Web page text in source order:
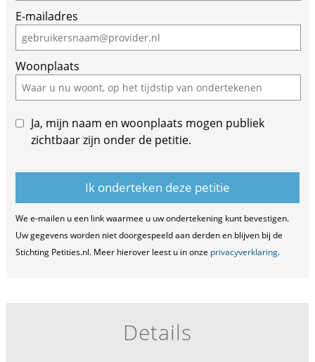
E-mailadres
Woonplaats
Ja, mijn naam en woonplaats mogen publiek
zichtbaar zijn onder de petitie.
We e-mailen u een link waarmee u uw ondertekening kunt bevestigen.
Uw gegevens worden niet doorgespeeld aan derden en blijven bij de
Stichting Petities.nl. Meer hierover leest u in onze privacyverklaring.
Details